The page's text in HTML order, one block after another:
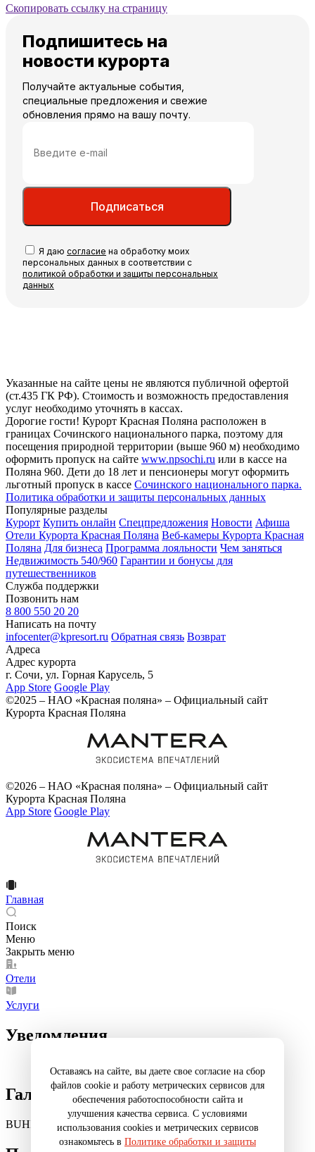
Скопировать ссылку на страницу
Подпишитесь на
новости курорта
Получайте актуальные события,
специальные предложения и свежие
обновления прямо на вашу почту.
Подписаться
Я даю согласие на обработку моих
персональных данных в соответствии с
политикой обработки и защиты персональных
данных
Указанные на сайте цены не являются публичной офертой
(ст.435 ГК РФ). Стоимость и возможность предоставления
услуг необходимо уточнять в кассах.
Дорогие гости! Курорт Красная Поляна расположен в
границах Сочинского национального парка, поэтому для
посещения природной территории (выше 960 м) необходимо
оформить пропуск на сайте www.npsochi.ru или в кассе на
Поляна 960. Дети до 18 лет и пенсионеры могут оформить
льготный пропуск в кассе Сочинского национального парка.
Политика обработки и защиты персональных данных
Популярные разделы
Курорт Купить онлайн Спецпредложения Новости Афиша
Отели Курорта Красная Поляна Веб-камеры Курорта Красная
Поляна Для бизнеса Программа лояльности Чем заняться
Недвижимость 540/960 Гарантии и бонусы для
путешественников
Служба поддержки
Позвонить нам
8 800 550 20 20
Написать на почту
infocenter@kpresort.ru Обратная связь Возврат
Адреса
Адрес курорта
г. Сочи, ул. Горная Карусель, 5
App Store Google Play
©2025 – НАО «Красная поляна» – Официальный сайт
Курорта Красная Поляна
©2026 – НАО «Красная поляна» – Официальный сайт
Курорта Красная Поляна
App Store Google Play
Главная
Поиск
Меню
Закрыть меню
Отели
Услуги
Оставаясь на сайте, вы даете свое согласие на сбор
файлов cookie и работу метрических сервисов для
обеспечения работоспособности сайта и
улучшения качества сервиса. С условиями
использования cookies и метрических сервисов
ознакомьтесь в Политике обработки и защиты
Уведомления
Галерея
BUHITOS NOCHES